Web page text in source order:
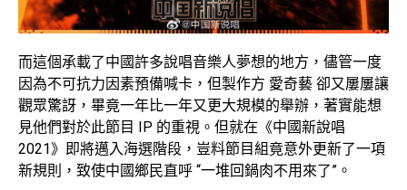
而這個承載了中國許多說唱音樂人夢想的地方，儘管一度
因為不可抗力因素預備喊卡，但製作方 愛奇藝 卻又屢屢讓
觀眾驚訝，畢竟一年比一年又更大規模的舉辦，著實能想
見他們對於此節目 IP 的重視。但就在《中國新說唱
2021》即將邁入海選階段，豈料節目組竟意外更新了一項
新規則，致使中國鄉民直呼 “一堆回鍋肉不用來了”。